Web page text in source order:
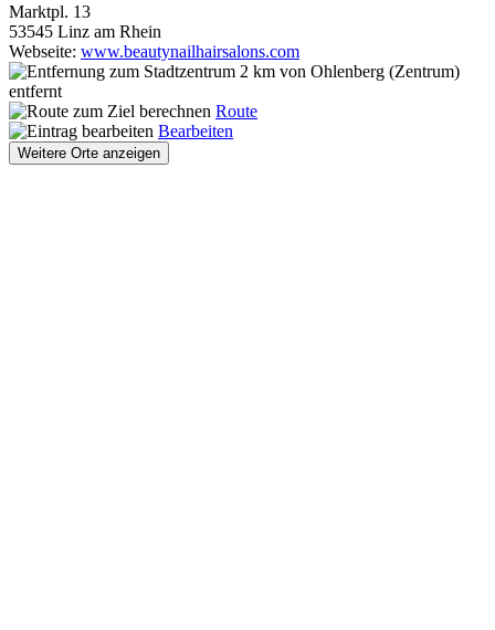
Marktpl. 13
53545 Linz am Rhein
Webseite: www.beautynailhairsalons.com
2 km von Ohlenberg (Zentrum)
entfernt
Route
Bearbeiten
Weitere Orte anzeigen